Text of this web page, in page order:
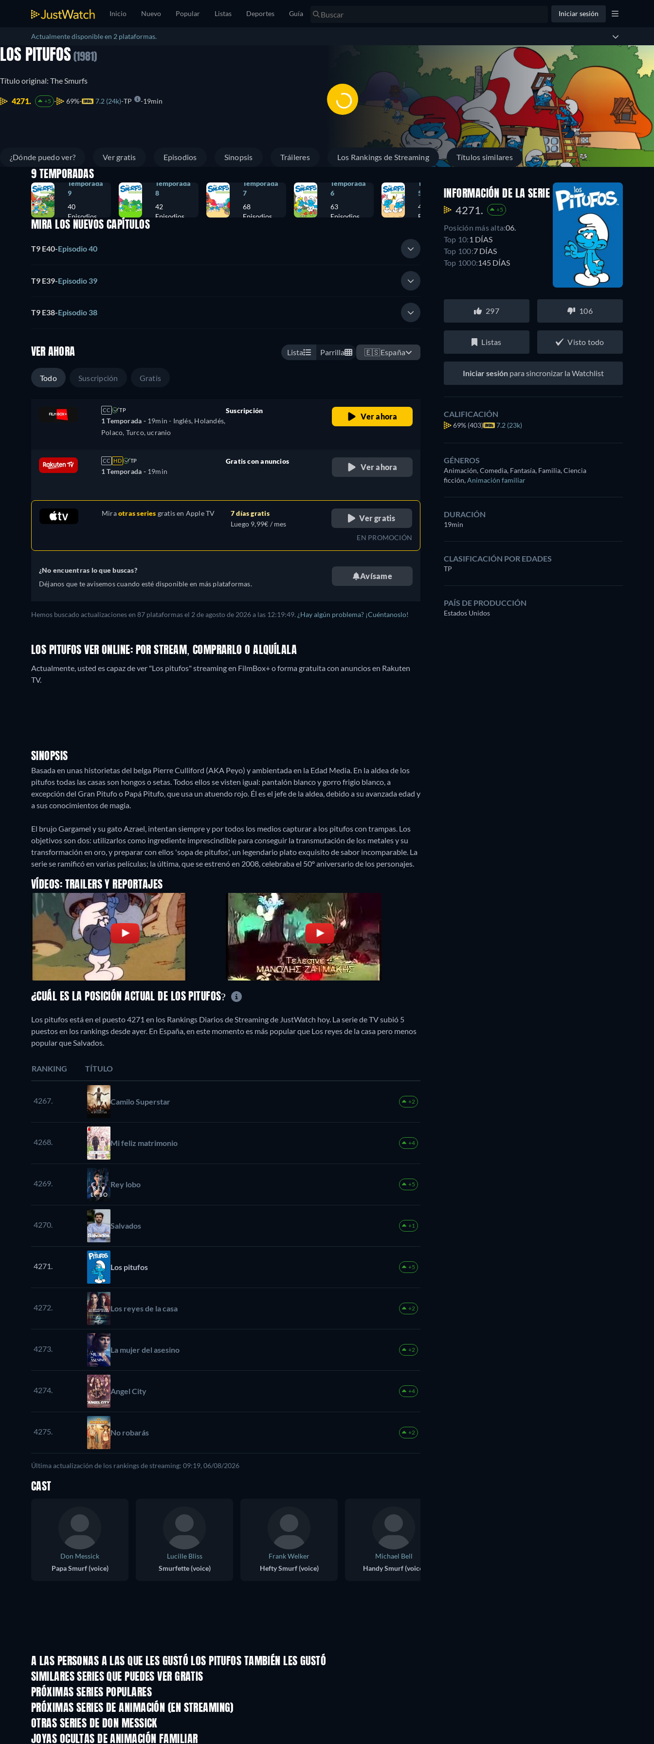
Inicio Nuevo Popular Listas Deportes Guía Iniciar sesión
Actualmente disponible en 2 plataformas.
LOS PITUFOS (1981)
Título original: The Smurfs
4271. +5 69% 7.2 (24k) TP 19min
¿Dónde puedo ver? Ver gratis Episodios Sinopsis Tráileres Los Rankings de Streaming Títulos similares
9 TEMPORADAS
Temporada
9
40
Episodios
Temporada
8
42
Episodios
Temporada
7
68
Episodios
Temporada
6
63
Episodios
Temporada
5
41
Episodios
48
Temporada
3
57
Episodios
MIRA LOS NUEVOS CAPÍTULOS
T9 E40-Episodio 40
T9 E39-Episodio 39
T9 E38-Episodio 38
VER AHORA Lista Parrilla 🇪🇸España
Todo Suscripción Gratis
CC TP
1 Temporada - 19min - Inglés, Holandés,
Polaco, Turco, ucranio
Suscripción
Ver ahora
CC HD TP
1 Temporada - 19min
Gratis con anuncios
Ver ahora
Miraotras series gratis en Apple TV
7 días gratis
Luego 9,99€ / mes
Ver gratis
EN PROMOCIÓN
¿No encuentras lo que buscas?
Déjanos que te avisemos cuando esté disponible en más plataformas.
Avísame
Hemos buscado actualizaciones en 87 plataformas el 2 de agosto de 2026a las 12:19:49. ¿Hay algún problema? ¡Cuéntanoslo!
LOS PITUFOS VER ONLINE: POR STREAM, COMPRARLO O ALQUÍLALA
Actualmente, usted es capaz de ver "Los pitufos" streaming en FilmBox+ o forma gratuita con anuncios en Rakuten
TV.
SINOPSIS
Basada en unas historietas del belga Pierre Culliford (AKA Peyo) y ambientada en la Edad Media. En la aldea de los
pitufos todas las casas son hongos o setas. Todos ellos se visten igual: pantalón blanco y gorro frigio blanco, a
excepción del Gran Pitufo o Papá Pitufo, que usa un atuendo rojo. Él es el jefe de la aldea, debido a su avanzada edad y
a sus conocimientos de magia.
El brujo Gargamel y su gato Azrael, intentan siempre y por todos los medios capturar a los pitufos con trampas. Los
objetivos son dos: utilizarlos como ingrediente imprescindible para conseguir la transmutación de los metales y su
transformación en oro, y preparar con ellos 'sopa de pitufos', un legendario plato exquisito de sabor incomparable. La
serie se ramificó en varias películas; la última, que se estrenó en 2008, celebraba el 50º aniversario de los personajes.
VÍDEOS: TRAILERS Y REPORTAJES
INFORMACIÓN DE LA SERIE
4271. +5
Posición más alta:06.
Top 10: 1 DÍAS
Top 100:7 DÍAS
Top 1000:145 DÍAS
297 106
Listas Visto todo
Iniciar sesión para sincronizar la Watchlist
CALIFICACIÓN
69% (403) 7.2 (23k)
GÉNEROS
Animación, Comedia, Fantasía, Familia, Ciencia
ficción,Animación familiar
DURACIÓN
19min
CLASIFICACIÓN POR EDADES
TP
PAÍS DE PRODUCCIÓN
Estados Unidos
¿CUÁL ES LA POSICIÓN ACTUAL DE LOS PITUFOS?
Los pitufos está en el puesto 4271 en los Rankings Diarios de Streaming de JustWatch hoy. La serie de TV subió 5
puestos en los rankings desde ayer. En España, en este momento es más popular que Los reyes de la casa pero menos
popular que Salvados.
RANKING TÍTULO
4267. Camilo Superstar +2
4268. Mi feliz matrimonio +4
4269. Rey lobo +5
4270. Salvados +1
4271. Los pitufos +5
4272. Los reyes de la casa +2
4273. La mujer del asesino +2
4274. Angel City +4
4275. No robarás +2
Última actualización de los rankings de streaming: 09:19, 06/08/2026
CAST
Don Messick
Papa Smurf (voice)
Lucille Bliss
Smurfette (voice)
Frank Welker
Hefty Smurf (voice)
Michael Bell
Handy Smurf (voice)
A LAS PERSONAS A LAS QUE LES GUSTÓ LOS PITUFOS TAMBIÉN LES GUSTÓ
TV TV TV
SIMILARES SERIES QUE PUEDES VER GRATIS
PRÓXIMAS SERIES POPULARES
TV
PRÓXIMAS SERIES DE ANIMACIÓN (EN STREAMING)
Temporada 1 Temporada 2
OTRAS SERIES DE DON MESSICK
TV
JOYAS OCULTAS DE ANIMACIÓN FAMILIAR